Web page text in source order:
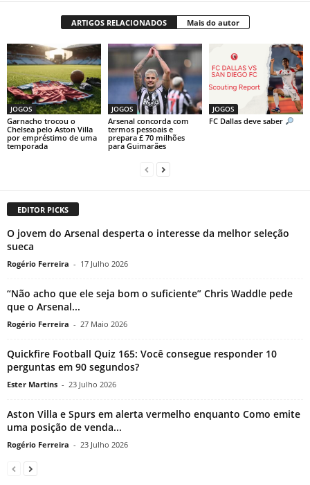
ARTIGOS RELACIONADOS Mais do autor
JOGOS
Garnacho trocou o
Chelsea pelo Aston Villa
por empréstimo de uma
temporada
JOGOS
Arsenal concorda com
termos pessoais e
prepara £ 70 milhões
para Guimarães
JOGOS
FC Dallas deve saber
EDITOR PICKS
O jovem do Arsenal desperta o interesse da melhor seleção
sueca
Rogério Ferreira - 17 Julho 2026
“Não acho que ele seja bom o suficiente” Chris Waddle pede
que o Arsenal...
Rogério Ferreira - 27 Maio 2026
Quickfire Football Quiz 165: Você consegue responder 10
perguntas em 90 segundos?
Ester Martins - 23 Julho 2026
Aston Villa e Spurs em alerta vermelho enquanto Como emite
uma posição de venda...
Rogério Ferreira - 23 Julho 2026